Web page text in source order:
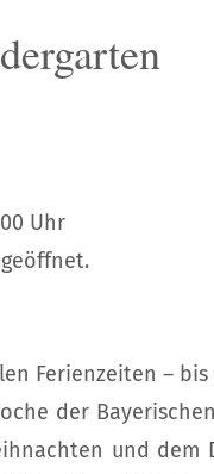
Uhr
Ferienzeiten – bis
der
und dem